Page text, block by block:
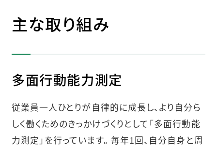
主な取り組み
多面行動能力測定
従業員一人ひとりが自律的に成長し、より自分ら
しく働くためのきっかけづくりとして「多面行動能
力測定」を行っています。 毎年1回、自分自身と周